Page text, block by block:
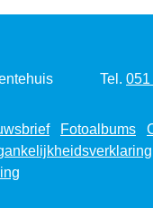
051
Fotoalbums